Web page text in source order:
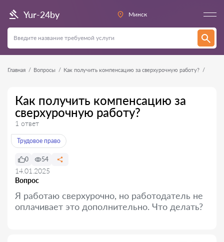
Yur-24by Минск
Главная Вопросы Как получить компенсацию за сверхурочную работу?
Как получить компенсацию за
сверхурочную работу?
1 ответ
Трудовое право
Вопрос
0 54
14.01.2025
Я работаю сверхурочно, но работодатель не
оплачивает это дополнительно. Что делать?